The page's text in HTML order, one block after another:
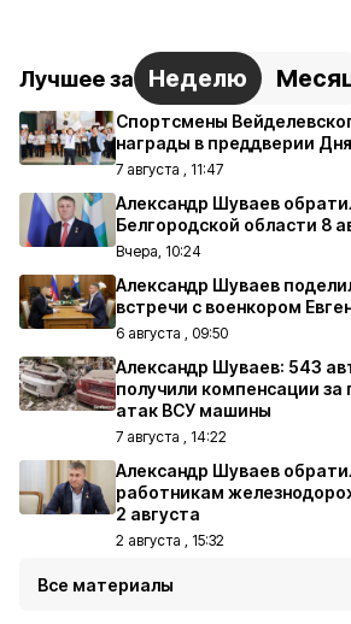
Лучшее за Неделю
Спортсмены
награды в преддверии
7 августа , 11:47
Александр Шуваев
Белгородской области 8
Вчера, 10:24
Александр Шуваев
встречи с военкором
6 августа , 09:50
Александр Шуваев: 543
получили компенсации
атак ВСУ машины
7 августа , 14:22
Александр Шуваев
работникам
2 августа
2 августа , 15:32
Все материалы